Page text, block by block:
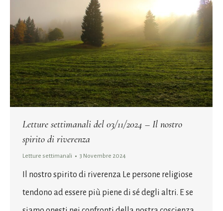
Letture settimanali del 03/11/2024 – Il nostro
spirito di riverenza
Letture settimanali 3 Novembre 2024
Il nostro spirito di riverenza Le persone religiose
tendono ad essere più piene di sé degli altri. E se